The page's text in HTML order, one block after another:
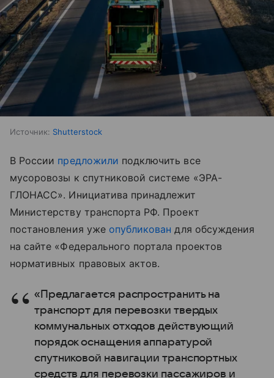
Источник: Shutterstock
В России предложили подключить все
мусоровозы к спутниковой системе «ЭРА-
ГЛОНАСС». Инициатива принадлежит
Министерству транспорта РФ. Проект
постановления уже опубликован для обсуждения
на сайте «Федерального портала проектов
нормативных правовых актов.
«Предлагается распространить на
транспорт для перевозки твердых
коммунальных отходов действующий
порядок оснащения аппаратурой
спутниковой навигации транспортных
средств для перевозки пассажиров и